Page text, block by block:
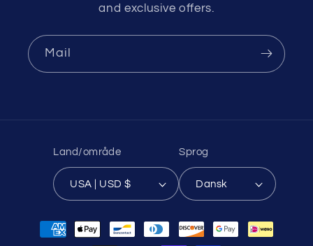
and exclusive offers.
Mail
Land/område
USA | USD $
Sprog
Dansk
Betalingsmetoder